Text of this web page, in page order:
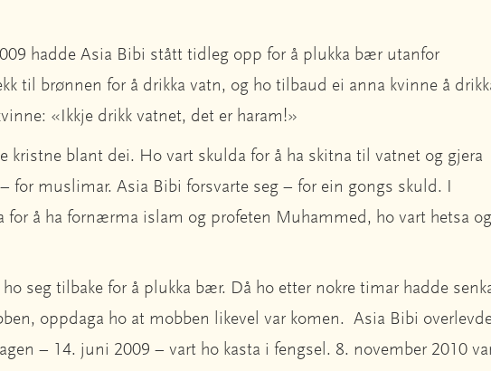
hadde Asia Bibi stått tidleg opp for å plukka bær utanfor
til brønnen for å drikka vatn, og ho tilbaud ei anna kvinne å
«Ikkje drikk vatnet, det er haram!»
kristne blant dei. Ho vart skulda for å ha skitna til vatnet og gjera
for muslimar. Asia Bibi forsvarte seg – for ein gongs skuld. I
for å ha fornærma islam og profeten Muhammed, ho vart hetsa
ho seg tilbake for å plukka bær. Då ho etter nokre timar hadde
oppdaga ho at mobben likevel var komen. Asia Bibi
– 14. juni 2009 – vart ho kasta i fengsel. 8. november 2010